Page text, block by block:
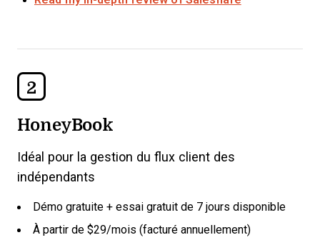
2
HoneyBook
Idéal pour la gestion du flux client des
indépendants
Démo gratuite + essai gratuit de 7 jours disponible
À partir de $29/mois (facturé annuellement)